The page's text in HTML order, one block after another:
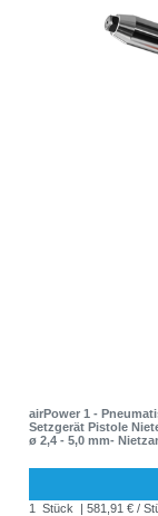
airPower 1 -
Setzgerät Pistole
ø 2,4 - 5,0 mm-
1
Stück | 581,91 € /